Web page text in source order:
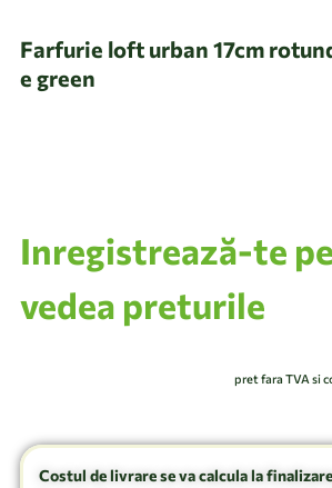
Farfurie loft urban 17cm
e green
Inregistrează-te
vedea preturile
pret fara TVA si
Costul de livrare se va calcula la